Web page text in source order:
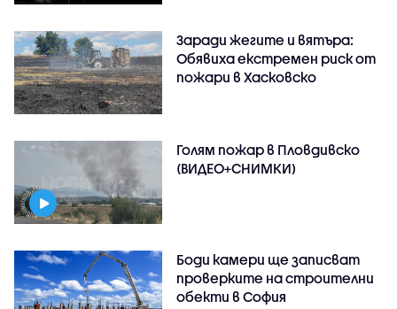
Заради жегите и вятъра:
Обявиха екстремен риск от
пожари в Хасковско
Голям пожар в Пловдивско
(ВИДЕО+СНИМКИ)
Боди камери ще записват
проверките на строителни
обекти в София